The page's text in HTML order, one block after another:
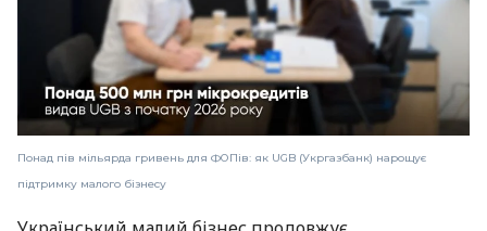
Понад пів мільярда гривень для ФОПів: як UGB (Укргазбанк) нарощує
підтримку малого бізнесу